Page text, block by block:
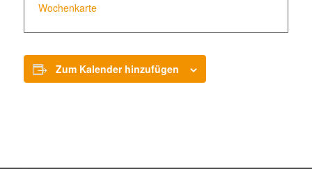
Wochenkarte
Zum Kalender hinzufügen